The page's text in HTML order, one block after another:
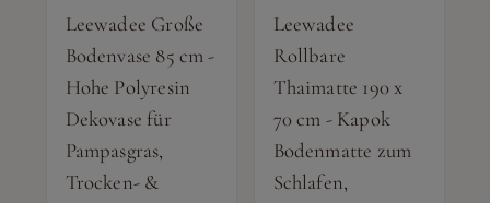
Leewadee Große
Bodenvase 85 cm -
Hohe Polyresin
Dekovase für
Pampasgras,
Trocken- &
Leewadee
Rollbare
Thaimatte 190 x
70 cm - Kapok
Bodenmatte zum
Schlafen,